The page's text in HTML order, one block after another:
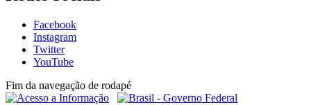
Facebook
Instagram
Twitter
YouTube
Fim da navegação de rodapé